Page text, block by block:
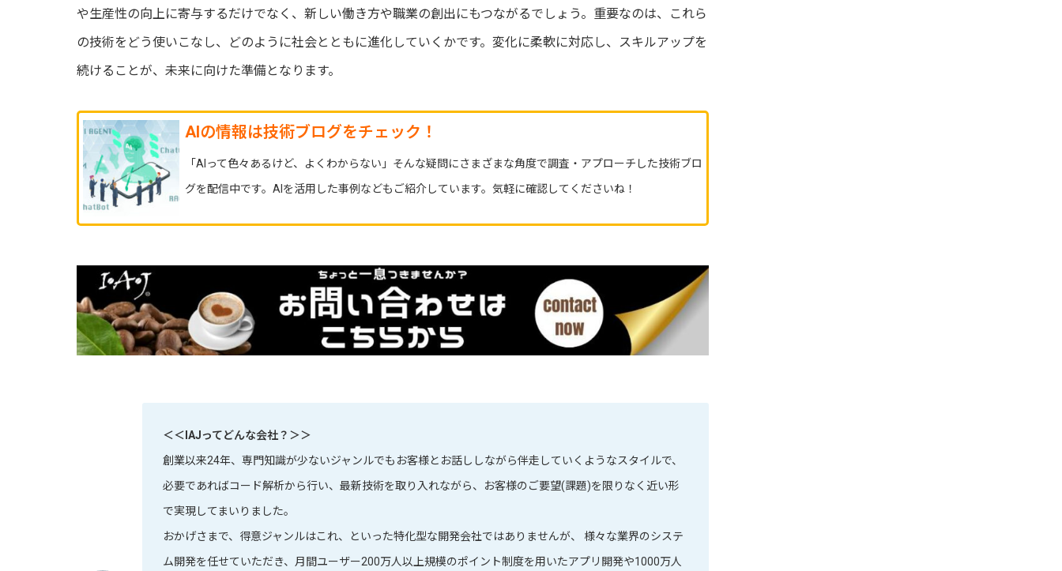
や生産性の向上に寄与するだけでなく、新しい働き方や職業の創出にもつながるでしょう。重要なのは、これら
の技術をどう使いこなし、どのように社会とともに進化していくかです。変化に柔軟に対応し、スキルアップを
続けることが、未来に向けた準備となります。
AIの情報は技術ブログをチェック！
「AIって色々あるけど、よくわからない」そんな疑問にさまざまな角度で調査・アプローチした技術ブロ
グを配信中です。AIを活用した事例などもご紹介しています。気軽に確認してくださいね！
＜＜IAJってどんな会社？＞＞
創業以来24年、専門知識が少ないジャンルでもお客様とお話ししながら伴走していくようなスタイルで、
必要であればコード解析から行い、最新技術を取り入れながら、お客様のご要望(課題)を限りなく近い形
で実現してまいりました。
おかげさまで、得意ジャンルはこれ、といった特化型な開発会社ではありませんが、 様々な業界のシステ
ム開発を任せていただき、月間ユーザー200万人以上規模のポイント制度を用いたアプリ開発や1000万人